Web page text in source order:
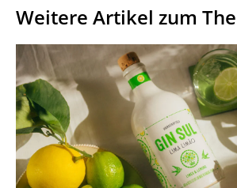
Weitere Artikel zum